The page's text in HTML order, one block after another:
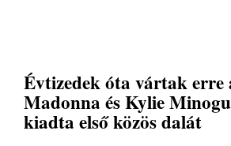
Évtizedek óta vártak
Madonna és Kylie
kiadta első közös dalát